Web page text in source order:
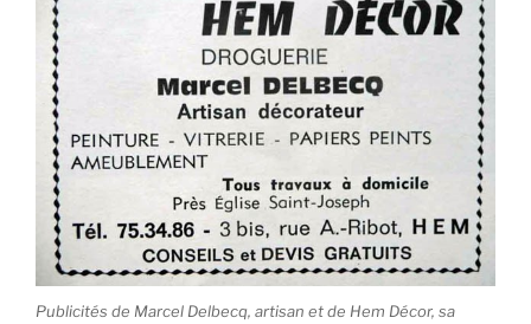
Publicités de Marcel Delbecq, artisan et de Hem Décor, sa